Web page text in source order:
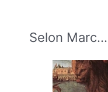
Selon Marc…